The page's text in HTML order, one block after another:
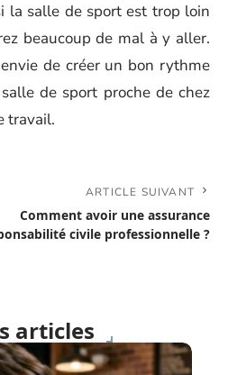
la salle de sport est trop loin
beaucoup de mal à y aller.
de créer un bon rythme
de sport proche de chez
travail.
ARTICLE SUIVANT
Comment avoir une assurance
civile professionnelle ?
articles